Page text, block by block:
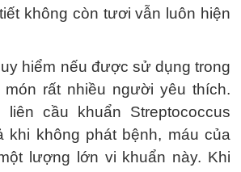
không còn tươi vẫn luôn hiện
hiểm nếu được sử dụng trong
rất nhiều người yêu thích.
cầu khuẩn Streptococcus
khi không phát bệnh, máu của
lượng lớn vi khuẩn này. Khi